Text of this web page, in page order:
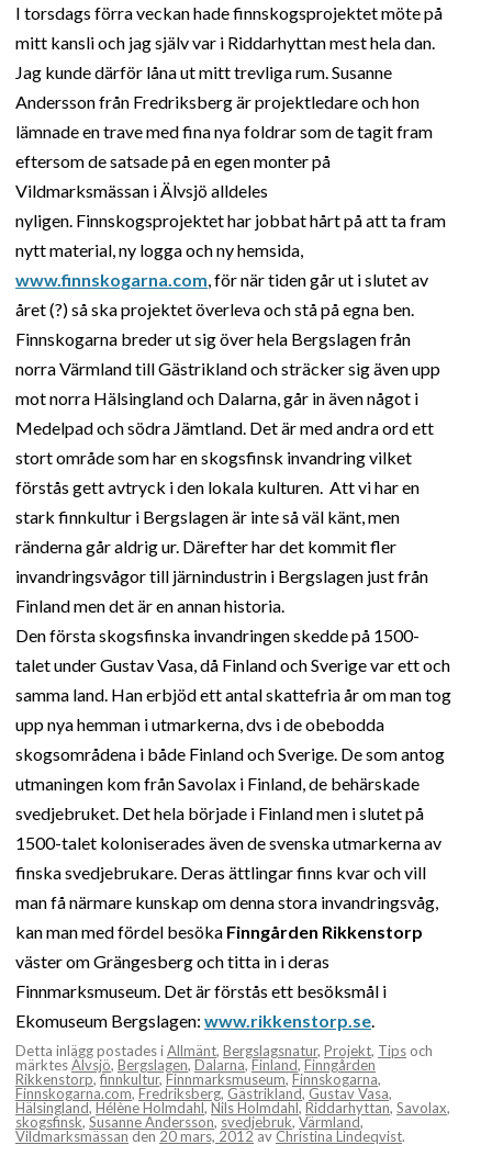
I torsdags förra veckan hade finnskogsprojektet möte på
mitt kansli och jag själv var i Riddarhyttan mest hela dan.
Jag kunde därför låna ut mitt trevliga rum. Susanne
Andersson från Fredriksberg är projektledare och hon
lämnade en trave med fina nya foldrar som de tagit fram
eftersom de satsade på en egen monter på
Vildmarksmässan i Älvsjö alldeles
nyligen. Finnskogsprojektet har jobbat hårt på att ta fram
nytt material, ny logga och ny hemsida,
www.finnskogarna.com , för när tiden går ut i slutet av
året (?) så ska projektet överleva och stå på egna ben.
Finnskogarna breder ut sig över hela Bergslagen från
norra Värmland till Gästrikland och sträcker sig även upp
mot norra Hälsingland och Dalarna, går in även något i
Medelpad och södra Jämtland. Det är med andra ord ett
stort område som har en skogsfinsk invandring vilket
förstås gett avtryck i den lokala kulturen. Att vi har en
stark finnkultur i Bergslagen är inte så väl känt, men
ränderna går aldrig ur. Därefter har det kommit fler
invandringsvågor till järnindustrin i Bergslagen just från
Finland men det är en annan historia.
Den första skogsfinska invandringen skedde på 1500-
talet under Gustav Vasa, då Finland och Sverige var ett och
samma land. Han erbjöd ett antal skattefria år om man tog
upp nya hemman i utmarkerna, dvs i de obebodda
skogsområdena i både Finland och Sverige. De som antog
utmaningen kom från Savolax i Finland, de behärskade
svedjebruket. Det hela började i Finland men i slutet på
1500-talet koloniserades även de svenska utmarkerna av
finska svedjebrukare. Deras ättlingar finns kvar och vill
man få närmare kunskap om denna stora invandringsvåg,
kan man med fördel besöka Finngården Rikkenstorp
väster om Grängesberg och titta in i deras
Finnmarksmuseum. Det är förstås ett besöksmål i
Ekomuseum Bergslagen: www.rikkenstorp.se
Detta inlägg postades iAllmänt, Bergslagsnatur, Projekt, Tips och
märktesÄlvsjö, Bergslagen,Dalarna,Finland,Finngården
Rikkenstorp,finnkultur,Finnmarksmuseum,Finnskogarna,
Finnskogarna.com,Fredriksberg,Gästrikland,Gustav Vasa,
Hälsingland,Hélène Holmdahl,Nils Holmdahl,Riddarhyttan, Savolax,
skogsfinsk,Susanne Andersson,svedjebruk,Värmland,
Vildmarksmässanden20 mars, 2012avChristina Lindeqvist.